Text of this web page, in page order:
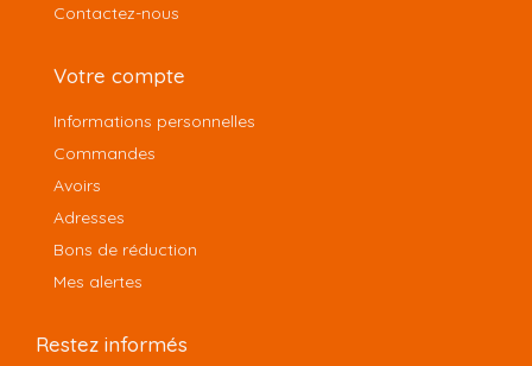
Contactez-nous
Votre compte
Informations personnelles
Commandes
Avoirs
Adresses
Bons de réduction
Mes alertes
Restez informés